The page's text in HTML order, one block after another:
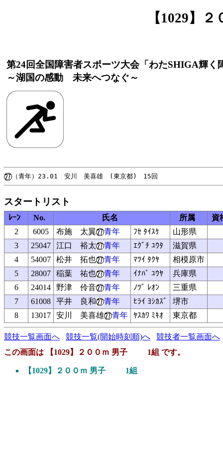
【1029】
第24回全国障害者スポーツ大会「わたSHIGA輝
～湖国の感動 未来へつなぐ～
スタートリスト
ﾚｰﾝ No. 氏名 所属
資
2
6005 布施 太翼 青年 ﾌｾ ﾀｲｽｹ
山形県
3
25047 江口 裕太 青年 ｴｸﾞﾁ ﾕｳﾀ
滋賀県
4
54007 松井 拓也 青年 ﾏﾂｲ ﾀｸﾔ
相模原市
5
28007 稲葉 祐也 青年 ｲﾅﾊﾞ ﾕｳﾔ
兵庫県
6
24014 野津 伶音 青年 ﾉﾂﾞ ﾚｵﾝ
三重県
7
61008 平井 良和 青年 ﾋﾗｲ ﾖｼｶｽﾞ
堺市
8
13017 安川 美喜雄 青年 ﾔｽｶﾜ ﾐｷｵ 東京都
競技一覧画面へ 競技一覧(開始時刻順)へ
競技者一覧画面へ
この画面は 【1029】２００ｍ 男子 1組 です。
【1029】２００ｍ 男子 1組